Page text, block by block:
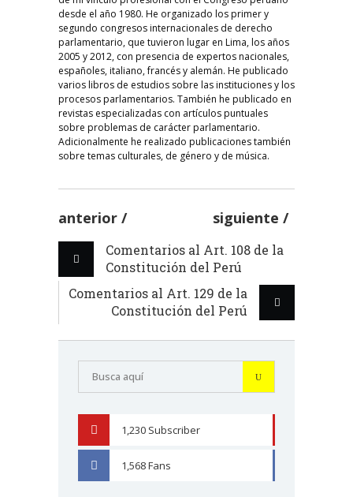
desde el año 1980. He organizado los primer y
segundo congresos internacionales de derecho
parlamentario, que tuvieron lugar en Lima, los años
2005 y 2012, con presencia de expertos nacionales,
españoles, italiano, francés y alemán. He publicado
varios libros de estudios sobre las instituciones y los
procesos parlamentarios. También he publicado en
revistas especializadas con artículos puntuales
sobre problemas de carácter parlamentario.
Adicionalmente he realizado publicaciones también
sobre temas culturales, de género y de música.
anterior siguiente
Comentarios al Art. 108 de la
Constitución del Perú
Comentarios al Art. 129 de la
Constitución del Perú
1,230 Subscriber
1,568Fans